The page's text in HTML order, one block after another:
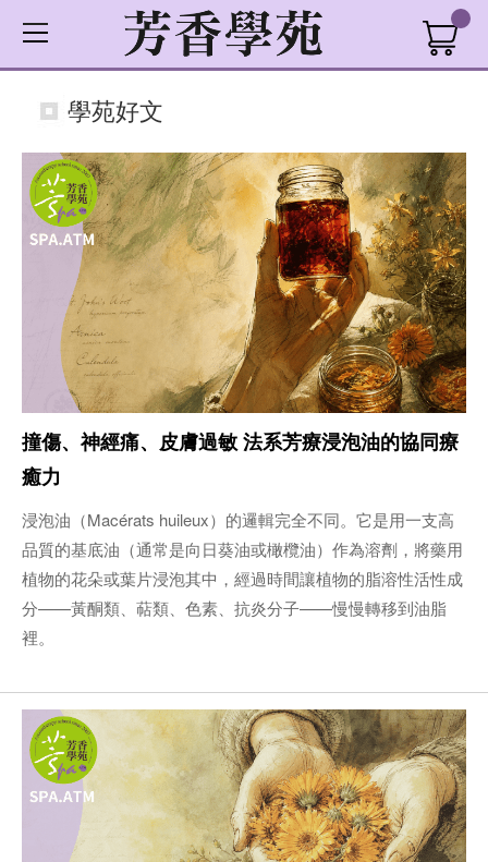
學苑好文
撞傷、神經痛、皮膚過敏 法系芳療浸泡油的協同療
癒力
浸泡油（Macérats huileux）的邏輯完全不同。它是用一支高
品質的基底油（通常是向日葵油或橄欖油）作為溶劑，將藥用
植物的花朵或葉片浸泡其中，經過時間讓植物的脂溶性活性成
分——黃酮類、萜類、色素、抗炎分子——慢慢轉移到油脂
裡。